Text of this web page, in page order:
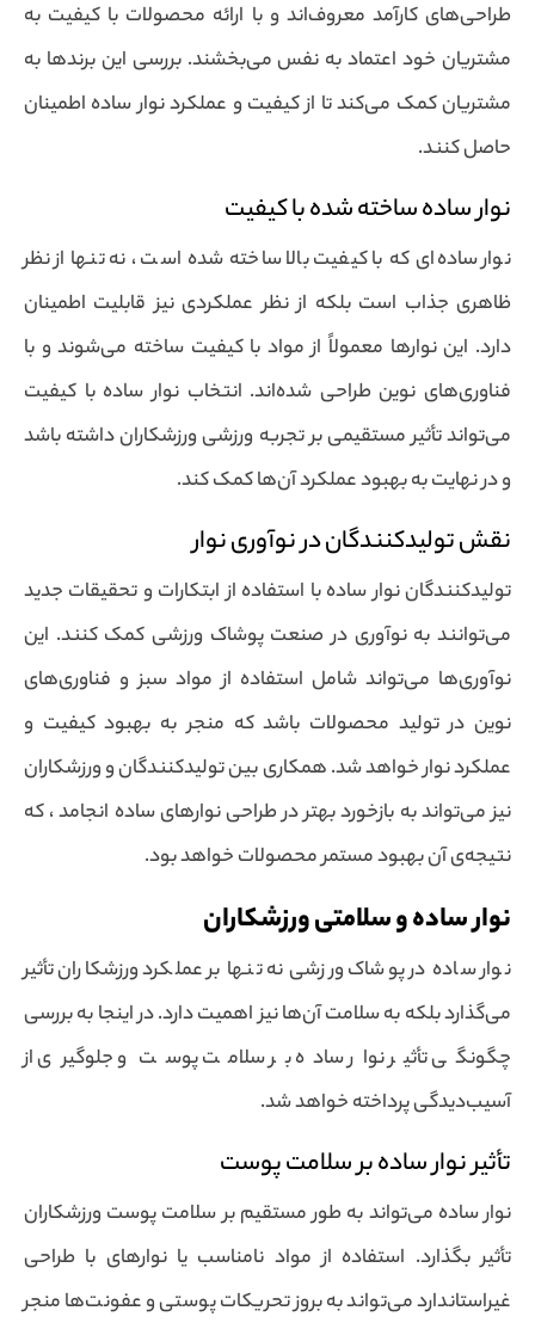
طراحی‌های کارآمد معروف‌اند و با ارائه محصولات با کیفیت به
مشتریان خود اعتماد به نفس می‌بخشند. بررسی این برندها به
مشتریان کمک می‌کند تا از کیفیت و عملکرد نوار ساده اطمینان
حاصل کنند.
نوار ساده ساخته شده با کیفیت
نوار ساده‌ای که با کیفیت بالا ساخته شده است ، نه تنها از نظر
ظاهری جذاب است بلکه از نظر عملکردی نیز قابلیت اطمینان
دارد. این نوارها معمولاً از مواد با کیفیت ساخته می‌شوند و با
فناوری‌های نوین طراحی شده‌اند. انتخاب نوار ساده با کیفیت
می‌تواند تأثیر مستقیمی بر تجربه ورزشی ورزشکاران داشته باشد
و در نهایت به بهبود عملکرد آن‌ها کمک کند.
نقش تولیدکنندگان در نوآوری نوار
تولیدکنندگان نوار ساده با استفاده از ابتکارات و تحقیقات جدید
می‌توانند به نوآوری در صنعت پوشاک ورزشی کمک کنند. این
نوآوری‌ها می‌تواند شامل استفاده از مواد سبز و فناوری‌های
نوین در تولید محصولات باشد که منجر به بهبود کیفیت و
عملکرد نوار خواهد شد. همکاری بین تولیدکنندگان و ورزشکاران
نیز می‌تواند به بازخورد بهتر در طراحی نوارهای ساده انجامد ، که
نتیجه‌ی آن بهبود مستمر محصولات خواهد بود.
نوار ساده و سلامتی ورزشکاران
نوار ساده در پوشاک ورزشی نه تنها بر عملکرد ورزشکاران تأثیر
می‌گذارد بلکه به سلامت آن‌ها نیز اهمیت دارد. در اینجا به بررسی
چگونگی تأثیر نوار ساده بر سلامت پوست و جلوگیری از
آسیب‌دیدگی پرداخته خواهد شد.
تأثیر نوار ساده بر سلامت پوست
نوار ساده می‌تواند به طور مستقیم بر سلامت پوست ورزشکاران
تأثیر بگذارد. استفاده از مواد نامناسب یا نوارهای با طراحی
غیراستاندارد می‌تواند به بروز تحریکات پوستی و عفونت‌ها منجر